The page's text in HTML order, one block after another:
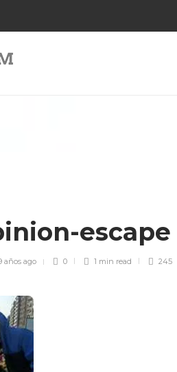
escape
años ago 0 1 min read 245